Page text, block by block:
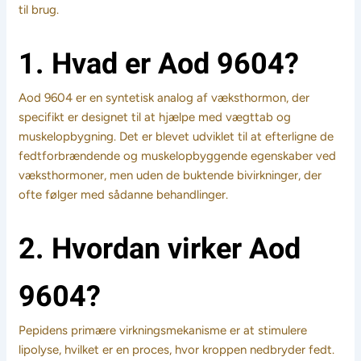
til brug.
1. Hvad er Aod 9604?
Aod 9604 er en syntetisk analog af væksthormon, der
specifikt er designet til at hjælpe med vægttab og
muskelopbygning. Det er blevet udviklet til at efterligne de
fedtforbrændende og muskelopbyggende egenskaber ved
væksthormoner, men uden de buktende bivirkninger, der
ofte følger med sådanne behandlinger.
2. Hvordan virker Aod
9604?
Pepidens primære virkningsmekanisme er at stimulere
lipolyse, hvilket er en proces, hvor kroppen nedbryder fedt.